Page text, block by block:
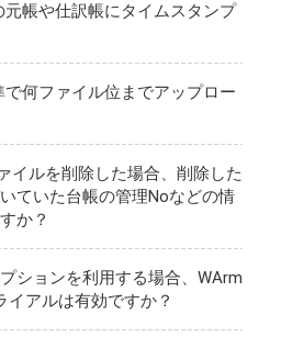
元帳や仕訳帳にタイムスタンプ
何ファイル位までアップロー
イルを削除した場合、削除した
ていた台帳の管理Noなどの情
か？
ションを利用する場合、WArm
イアルは有効ですか？